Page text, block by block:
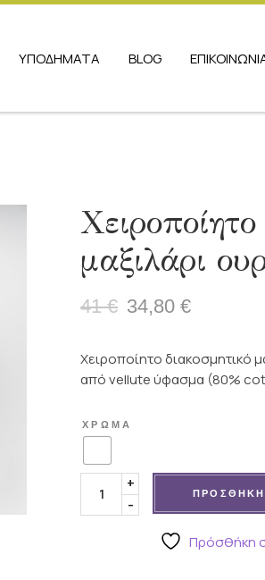
ΥΠΟΔΗΜΑΤΑ BLOG
μαξιλάρι
41€
Original
was:
41 €.
34,80€
Η
τιμή
είναι:
Χειροποίητο διακοσμητικό
από vellute ύφασμα (80%
ΧΡΏΜΑ
Χειροποίητο παιδικό
-
+
Πρόσθήκη